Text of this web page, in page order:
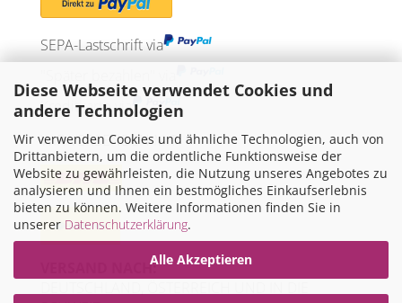
Diese Webseite verwendet Cookies und
andere Technologien
Wir verwenden Cookies und ähnliche Technologien, auch von
Drittanbietern, um die ordentliche Funktionsweise der
Website zu gewährleisten, die Nutzung unseres Angebotes zu
analysieren und Ihnen ein bestmögliches Einkaufserlebnis
bieten zu können. Weitere Informationen finden Sie in
unserer Datenschutzerklärung.
Alle Akzeptieren
SEPA-Lastschrift via
Kreditkarte via
WIR VERSENDEN MIT
VERSAND NACH: